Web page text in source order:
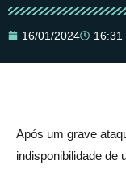
16/01/2024 16:31
Após um grave
indisponibilidade de